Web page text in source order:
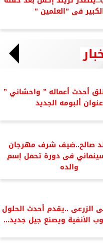
فى ”العلمين ”
أحدث أعماله ” واحشاني ”
عنوان ألبومه الجديد
صالح..ضيف شرف مهرجان
فى دورة تحمل إسم
والده
الزرعى ..يقدم أحدث الحلول
الأنفية ويصنع جيل جديد...